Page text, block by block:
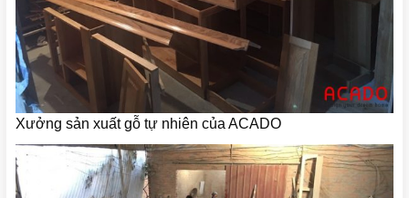
Xưởng sản xuất gỗ tự nhiên của ACADO